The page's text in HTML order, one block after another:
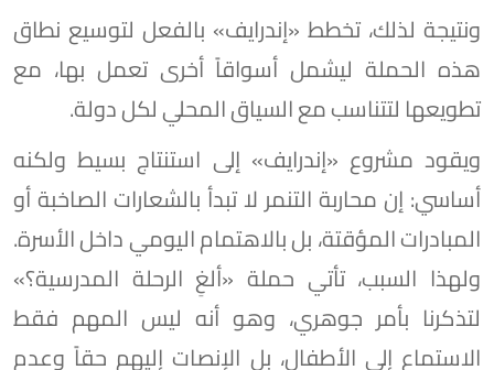
ونتيجة لذلك، تخطط «إندرايف» بالفعل لتوسيع نطاق
هذه الحملة ليشمل أسواقاً أخرى تعمل بها، مع
تطويعها لتتناسب مع السياق المحلي لكل دولة.
ويقود مشروع «إندرايف» إلى استنتاج بسيط ولكنه
أساسي: إن محاربة التنمر لا تبدأ بالشعارات الصاخبة أو
المبادرات المؤقتة، بل بالاهتمام اليومي داخل الأسرة.
ولهذا السبب، تأتي حملة «ألغِ الرحلة المدرسية؟»
لتذكرنا بأمر جوهري، وهو أنه ليس المهم فقط
الاستماع إلى الأطفال، بل الإنصات إليهم حقاً وعدم